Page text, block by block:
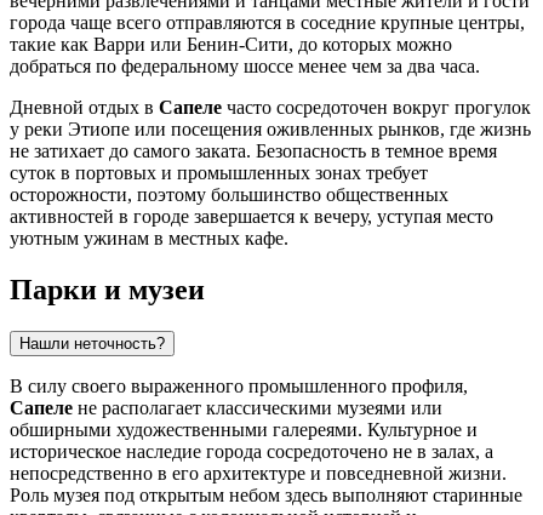
города чаще всего отправляются в соседние крупные центры,
такие как Варри или Бенин-Сити, до которых можно
добраться по федеральному шоссе менее чем за два часа.
Дневной отдых в Сапеле часто сосредоточен вокруг прогулок
у реки Этиопе или посещения оживленных рынков, где жизнь
не затихает до самого заката. Безопасность в темное время
суток в портовых и промышленных зонах требует
осторожности, поэтому большинство общественных
активностей в городе завершается к вечеру, уступая место
уютным ужинам в местных кафе.
Парки и музеи
Нашли неточность?
В силу своего выраженного промышленного профиля,
Сапеле не располагает классическими музеями или
обширными художественными галереями. Культурное и
историческое наследие города сосредоточено не в залах, а
непосредственно в его архитектуре и повседневной жизни.
Роль музея под открытым небом здесь выполняют старинные